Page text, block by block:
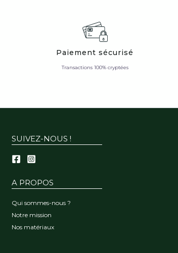
Paiement sécurisé
Transactions 100% cryptées
SUIVEZ-NOUS !
A PROPOS
Qui sommes-nous ?
Notre mission
Nos matériaux